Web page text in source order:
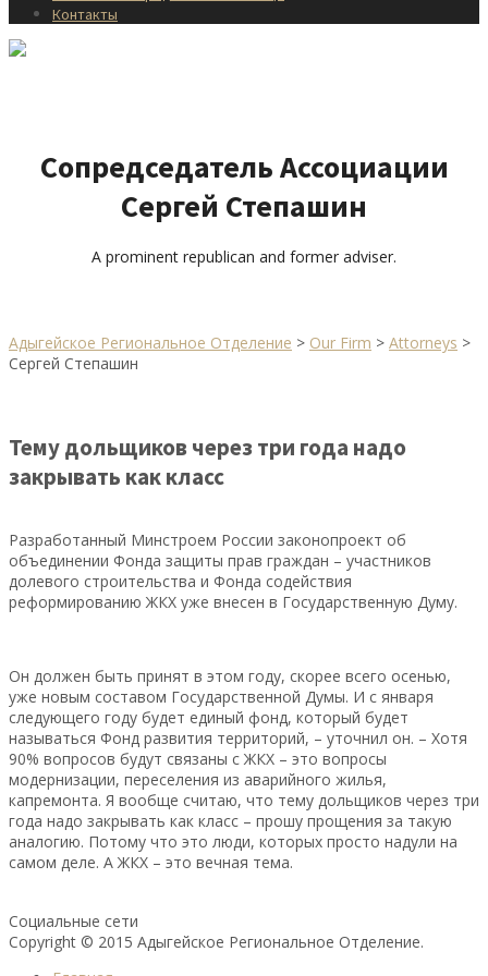
Контакты
Сопредседатель Ассоциации
Сергей Степашин
A prominent republican and former adviser.
Адыгейское Региональное Отделение > Our Firm > Attorneys >
Сергей Степашин
Тему дольщиков через три года надо
закрывать как класс
Разработанный Минстроем России законопроект об
объединении Фонда защиты прав граждан – участников
долевого строительства и Фонда содействия
реформированию ЖКХ уже внесен в Государственную Думу.
Он должен быть принят в этом году, скорее всего осенью,
уже новым составом Государственной Думы. И с января
следующего году будет единый фонд, который будет
называться Фонд развития территорий, – уточнил он. – Хотя
90% вопросов будут связаны с ЖКХ – это вопросы
модернизации, переселения из аварийного жилья,
капремонта. Я вообще считаю, что тему дольщиков через три
года надо закрывать как класс – прошу прощения за такую
аналогию. Потому что это люди, которых просто надули на
самом деле. А ЖКХ – это вечная тема.
Социальные сети
Copyright © 2015 Адыгейское Региональное Отделение.